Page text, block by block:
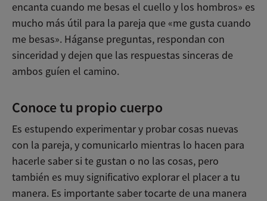
encanta cuando me besas el cuello y los hombros» es
mucho más útil para la pareja que «me gusta cuando
me besas». Háganse preguntas, respondan con
sinceridad y dejen que las respuestas sinceras de
ambos guíen el camino.
Conoce tu propio cuerpo
Es estupendo experimentar y probar cosas nuevas
con la pareja, y comunicarlo mientras lo hacen para
hacerle saber si te gustan o no las cosas, pero
también es muy significativo explorar el placer a tu
manera. Es importante saber tocarte de una manera